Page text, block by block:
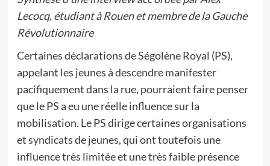
Lecocq, étudiant à Rouen et membre de la Gauche
Révolutionnaire
Certaines déclarations de Ségolène Royal (PS),
appelant les jeunes à descendre manifester
pacifiquement dans la rue, pourraient faire penser
que le PS a eu une réelle influence sur la
mobilisation. Le PS dirige certaines organisations
et syndicats de jeunes, qui ont toutefois une
influence très limitée et une très faible présence